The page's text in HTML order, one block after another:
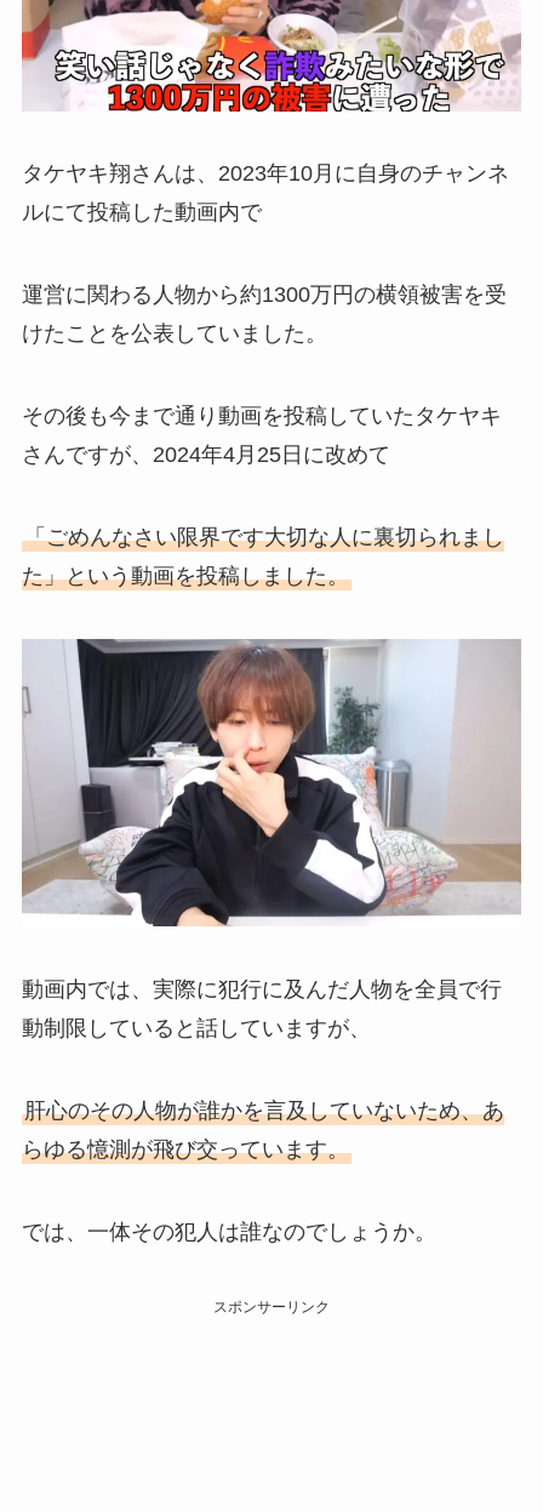
タケヤキ翔さんは、2023年10月に自身のチャンネ
ルにて投稿した動画内で
運営に関わる人物から約1300万円の横領被害を受
けたことを公表していました。
その後も今まで通り動画を投稿していたタケヤキ
さんですが、2024年4月25日に改めて
「ごめんなさい限界です大切な人に裏切られまし
た」という動画を投稿しました。
動画内では、実際に犯行に及んだ人物を全員で行
動制限していると話していますが、
肝心のその人物が誰かを言及していないため、あ
らゆる憶測が飛び交っています。
では、一体その犯人は誰なのでしょうか。
スポンサーリンク